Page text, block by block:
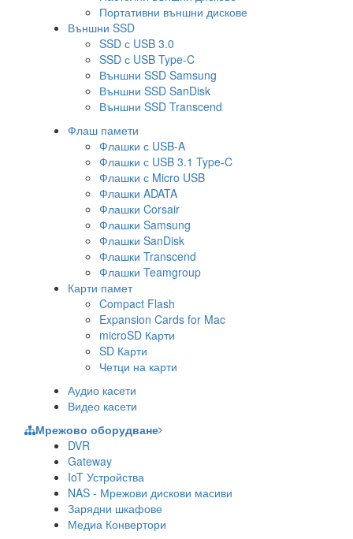
Портативни външни дискове
Външни SSD
SSD с USB 3.0
SSD с USB Type-C
Външни SSD Samsung
Външни SSD SanDisk
Външни SSD Transcend
Флаш памети
Флашки с USB-A
Флашки с USB 3.1 Type-C
Флашки с Micro USB
Флашки ADATA
Флашки Corsair
Флашки Samsung
Флашки SanDisk
Флашки Transcend
Флашки Teamgroup
Карти памет
Compact Flash
Expansion Cards for Mac
microSD Карти
SD Карти
Четци на карти
Аудио касети
Видео касети
Мрежово оборудване
DVR
Gateway
IoT Устройства
NAS - Мрежови дискови масиви
Зарядни шкафове
Медиа Конвертори